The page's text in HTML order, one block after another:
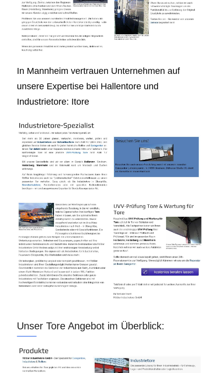
In Mannheim vertrauen Unternehmen auf
unsere Expertise bei Hallentore und
Industrietore: Itore
Unser Tore Angebot im Überblick: